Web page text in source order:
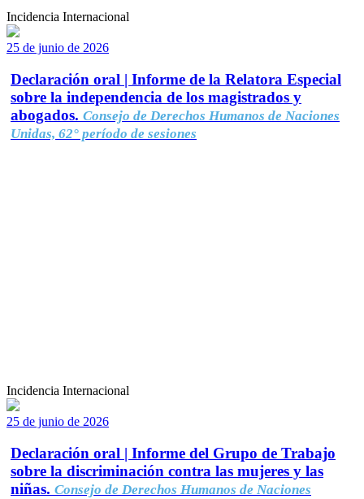
Incidencia Internacional
25 de junio de 2026
Declaración oral | Informe de la Relatora Especial
sobre la independencia de los magistrados y
abogados. Consejo de Derechos Humanos de Naciones
Unidas, 62° período de sesiones
Incidencia Internacional
25 de junio de 2026
Declaración oral | Informe del Grupo de Trabajo
sobre la discriminación contra las mujeres y las
niñas. Consejo de Derechos Humanos de Naciones